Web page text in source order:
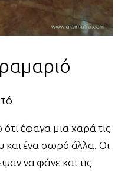
έφαγα μια χαρά τις
και ένα σωρό άλλα. Οι
να φάνε και τις